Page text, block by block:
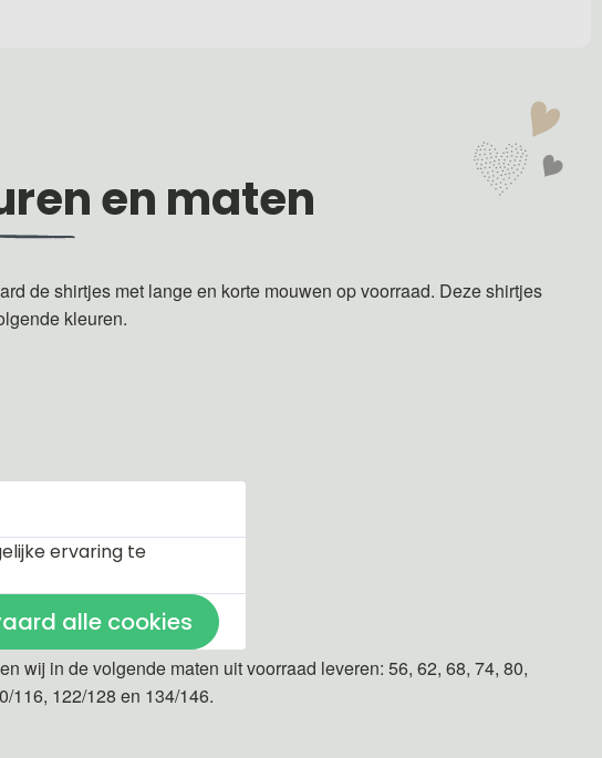
en maten
de shirtjes met lange en korte mouwen op voorraad. Deze shirtjes
kleuren.
katoen gemaakt.
wij in de volgende maten uit voorraad leveren: 56, 62, 68, 74, 80,
116, 122/128 en 134/146.
ervaring te
alle cookies